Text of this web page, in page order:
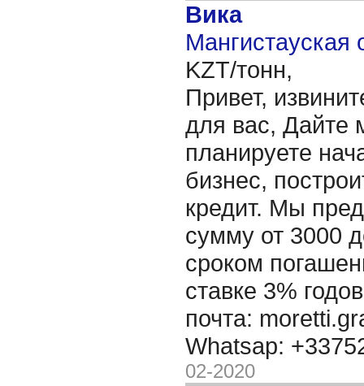
Вика
KZT/тонн,
Привет,
для вас, Дайте
планируете
бизнес,
кредит. Мы
сумму от 3000
сроком
ставке 3%
почта:
Whatsap:
02-2020